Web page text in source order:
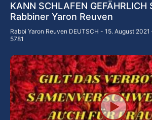
KANN SCHLAFEN GEFÄHRLICH
Rabbiner Yaron Reuven
Rabbi Yaron Reuven DEUTSCH
15. August 2021
5781